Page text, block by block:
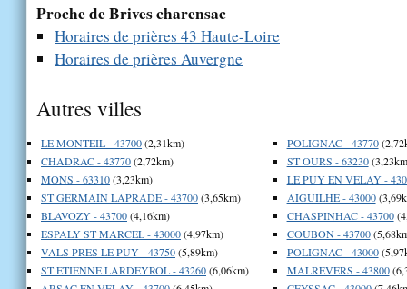
Proche de Brives charensac
Horaires de prières 43 Haute-Loire
Horaires de prières Auvergne
Autres villes
LE MONTEIL - 43700(2,31km)
CHADRAC - 43770(2,72km)
MONS - 63310(3,23km)
ST GERMAIN LAPRADE - 43700(3,65km)
BLAVOZY - 43700(4,16km)
ESPALY ST MARCEL - 43000(4,97km)
VALS PRES LE PUY - 43750(5,89km)
ST ETIENNE LARDEYROL - 43260(6,06km)
POLIGNAC - 43770
ST OURS - 63230
LE PUY EN VELAY -
AIGUILHE - 43000
CHASPINHAC - 43700
COUBON - 43700
POLIGNAC - 43000
MALREVERS - 43800